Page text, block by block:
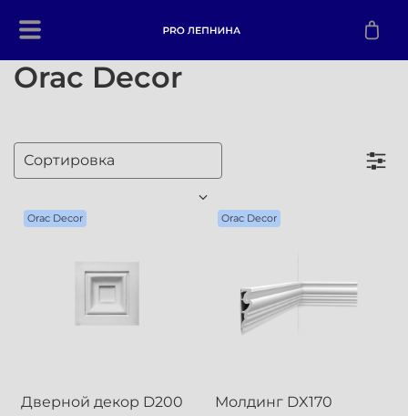
Orac Decor
Orac Decor
Дверной декор D200
Orac Decor
Молдинг DX170